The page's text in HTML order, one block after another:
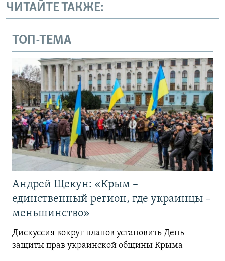
ЧИТАЙТЕ ТАКЖЕ:
ТОП-ТЕМА
Андрей Щекун: «Крым –
единственный регион, где украинцы –
меньшинство»
Дискуссия вокруг планов установить День
защиты прав украинской общины Крыма